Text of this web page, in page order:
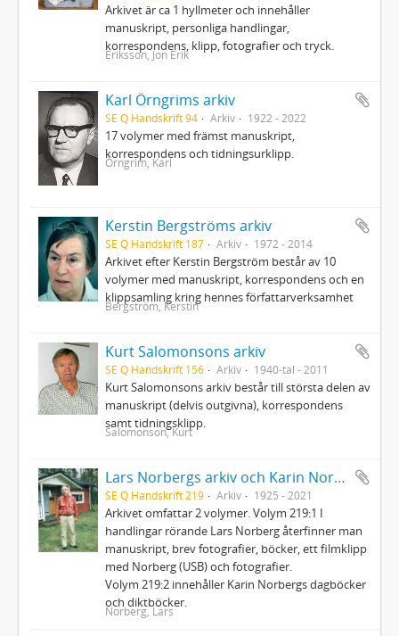
Arkivet är ca 1 hyllmeter och innehåller
manuskript, personliga handlingar,
korrespondens, klipp, fotografier och tryck.
Eriksson, Jon Erik
Karl Örngrims arkiv
SE Q Handskrift 94 Arkiv 1922 - 2022
17 volymer med främst manuskript,
korrespondens och tidningsurklipp.
Örngrim, Karl
Kerstin Bergströms arkiv
SE Q Handskrift 187 Arkiv 1972 - 2014
Arkivet efter Kerstin Bergström består av 10
volymer med manuskript, korrespondens och en
klippsamling kring hennes författarverksamhet
Bergström, Kerstin
Kurt Salomonsons arkiv
SE Q Handskrift 156 Arkiv 1940-tal - 2011
Kurt Salomonsons arkiv består till största delen av
manuskript (delvis outgivna), korrespondens
samt tidningsklipp.
Salomonson, Kurt
Lars Norbergs arkiv och Karin Norbergs arkiv
SE Q Handskrift 219 Arkiv 1925 - 2021
Arkivet omfattar 2 volymer. Volym 219:1 I
handlingar rörande Lars Norberg återfinner man
manuskript, brev fotografier, böcker, ett filmklipp
med Norberg (USB) och fotografier.
Volym 219:2 innehåller Karin Norbergs dagböcker
och diktböcker.
Norberg, Lars